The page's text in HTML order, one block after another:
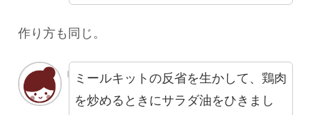
作り方も同じ。
ミールキットの反省を生かして、鶏肉
を炒めるときにサラダ油をひきまし